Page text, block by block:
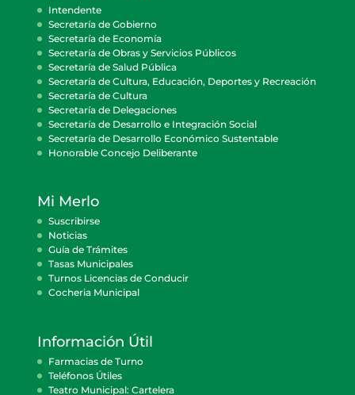
Intendente
Secretaría de Gobierno
Secretaría de Economía
Secretaría de Obras y Servicios Públicos
Secretaría de Salud Pública
Secretaría de Cultura, Educación, Deportes y Recreación
Secretaría de Cultura
Secretaría de Delegaciones
Secretaría de Desarrollo e Integración Social
Secretaría de Desarrollo Económico Sustentable
Honorable Concejo Deliberante
Mi Merlo
Suscribirse
Noticias
Guía de Trámites
Tasas Municipales
Turnos Licencias de Conducir
Cocheria Municipal
Información Útil
Farmacias de Turno
Teléfonos Útiles
Teatro Municipal: Cartelera